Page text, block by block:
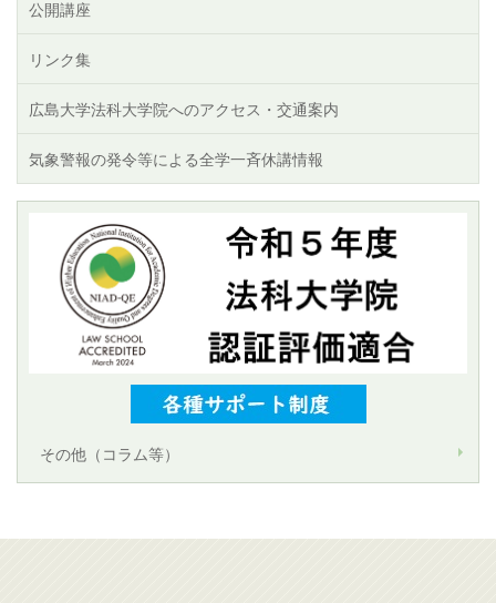
公開講座
リンク集
広島大学法科大学院へのアクセス・交通案内
気象警報の発令等による全学一斉休講情報
その他（コラム等）